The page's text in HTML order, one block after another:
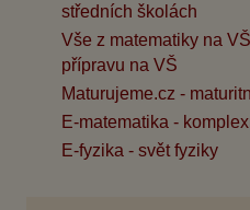
středních školách
Vše z matematiky na
přípravu na VŠ
Maturujeme.cz -
E-matematika -
E-fyzika - svět fyziky